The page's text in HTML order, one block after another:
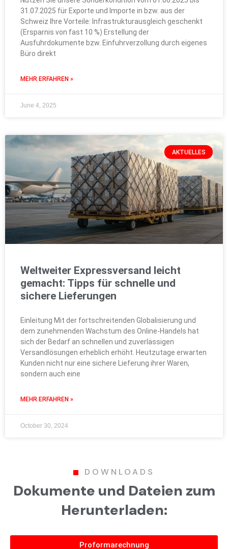
31.07.2025 für Exporte und Importe in bzw. aus der
Schweiz Ihre Vorteile: Infrastrukturausgleich geschenkt
(Ersparnis von fast 10 %) Erstellung der
Ausfuhrdokumente bzw. Einfuhrverzollung durch eigenes
Büro direkt
MEHR ERFAHREN »
June 4, 2025
AKTUELLES
Weltweiter Expressversand leicht
gemacht: Tipps für schnelle und
sichere Lieferungen
Einleitung Mit der fortschreitenden Globalisierung und
dem zunehmenden Wachstum des Online-Handels hat
sich der Bedarf an schnellen und zuverlässigen
Versandlösungen erheblich erhöht. Heutzutage erwarten
Kunden nicht nur eine sichere Lieferung ihrer Waren,
sondern auch eine
MEHR ERFAHREN »
October 30, 2024
DOWNLOADS
Dokumente und Dateien zum
Herunterladen:
Proformarechnung